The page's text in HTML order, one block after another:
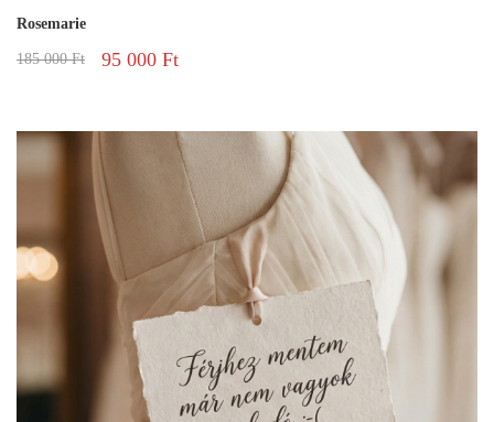
Rosemarie
185 000Ft 95 000 Ft